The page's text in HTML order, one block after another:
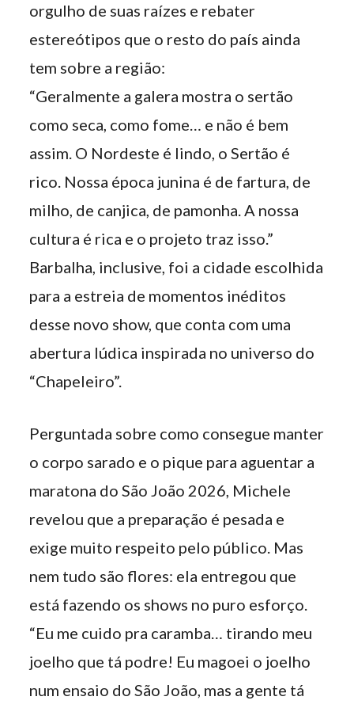
orgulho de suas raízes e rebater
estereótipos que o resto do país ainda
tem sobre a região:
“Geralmente a galera mostra o sertão
como seca, como fome… e não é bem
assim. O Nordeste é lindo, o Sertão é
rico. Nossa época junina é de fartura, de
milho, de canjica, de pamonha. A nossa
cultura é rica e o projeto traz isso.”
Barbalha, inclusive, foi a cidade escolhida
para a estreia de momentos inéditos
desse novo show, que conta com uma
abertura lúdica inspirada no universo do
“Chapeleiro”.
Perguntada sobre como consegue manter
o corpo sarado e o pique para aguentar a
maratona do São João 2026, Michele
revelou que a preparação é pesada e
exige muito respeito pelo público. Mas
nem tudo são flores: ela entregou que
está fazendo os shows no puro esforço.
“Eu me cuido pra caramba… tirando meu
joelho que tá podre! Eu magoei o joelho
num ensaio do São João, mas a gente tá